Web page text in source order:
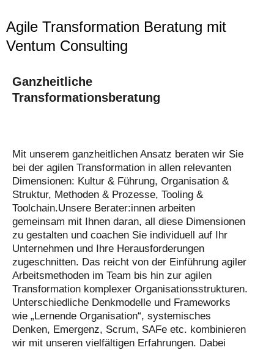
Agile Transformation Beratung mit
Ventum Consulting
Ganzheitliche
Transformationsberatung
Mit unserem ganzheitlichen Ansatz beraten wir Sie
bei der agilen Transformation in allen relevanten
Dimensionen: Kultur & Führung, Organisation &
Struktur, Methoden & Prozesse, Tooling &
Toolchain.Unsere Berater:innen arbeiten
gemeinsam mit Ihnen daran, all diese Dimensionen
zu gestalten und coachen Sie individuell auf Ihr
Unternehmen und Ihre Herausforderungen
zugeschnitten. Das reicht von der Einführung agiler
Arbeitsmethoden im Team bis hin zur agilen
Transformation komplexer Organisationsstrukturen.
Unterschiedliche Denkmodelle und Frameworks
wie „Lernende Organisation“, systemisches
Denken, Emergenz, Scrum, SAFe etc. kombinieren
wir mit unseren vielfältigen Erfahrungen. Dabei